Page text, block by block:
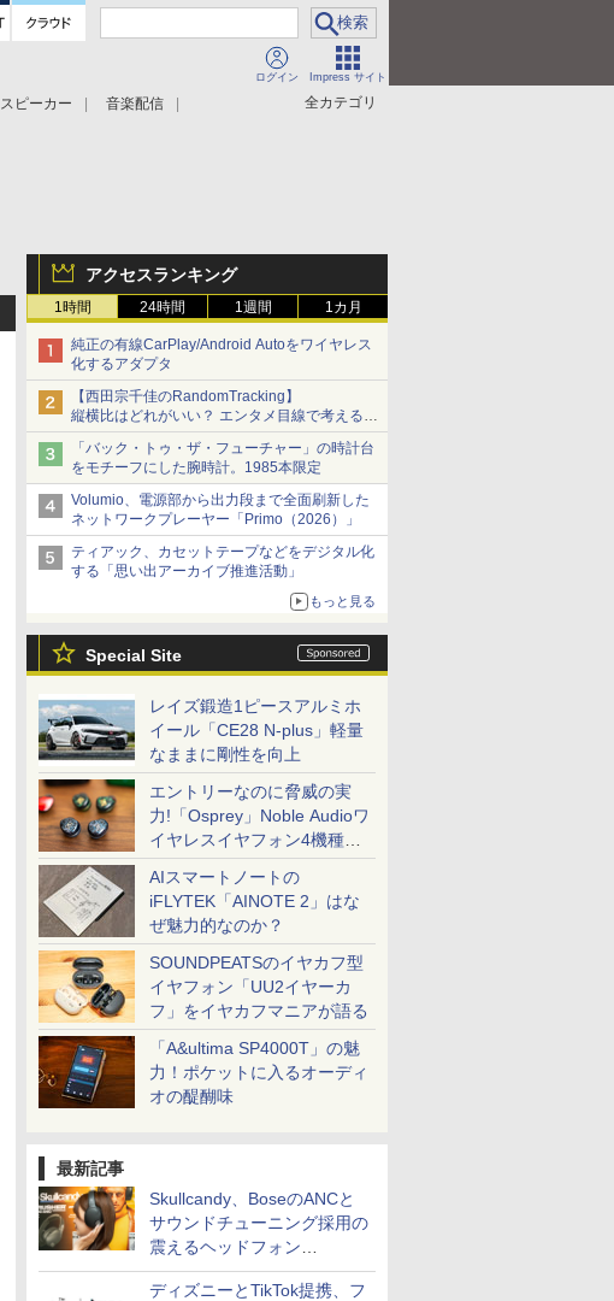
ログイン Impress サイト
全カテゴリ
スピーカー
音楽配信
アクセスランキング
1時間 24時間 1週間 1カ月
純正の有線CarPlay/Android Autoをワイヤレス
化するアダプタ
【西田宗千佳のRandomTracking】
縦横比はどれがいい？ エンタメ目線で考える、
サムスン新「Galaxy Z Fold」
「バック・トゥ・ザ・フューチャー」の時計台
をモチーフにした腕時計。1985本限定
Volumio、電源部から出力段まで全面刷新した
ネットワークプレーヤー「Primo（2026）」
ティアック、カセットテープなどをデジタル化
する「思い出アーカイブ推進活動」
もっと見る
Special Site
レイズ鍛造1ピースアルミホ
イール「CE28 N-plus」軽量
なままに剛性を向上
エントリーなのに脅威の実
力!「Osprey」Noble Audioワ
イヤレスイヤフォン4機種を
一気に聴く
AIスマートノートの
iFLYTEK「AINOTE 2」はな
ぜ魅力的なのか？
SOUNDPEATSのイヤカフ型
イヤフォン「UU2イヤーカ
フ」をイヤカフマニアが語る
「A&ultima SP4000T」の魅
力！ポケットに入るオーディ
オの醍醐味
最新記事
Skullcandy、BoseのANCと
サウンドチューニング採用の
震えるヘッドフォン
「Crusher 1080 ANC」
ディズニーとTikTok提携、フ